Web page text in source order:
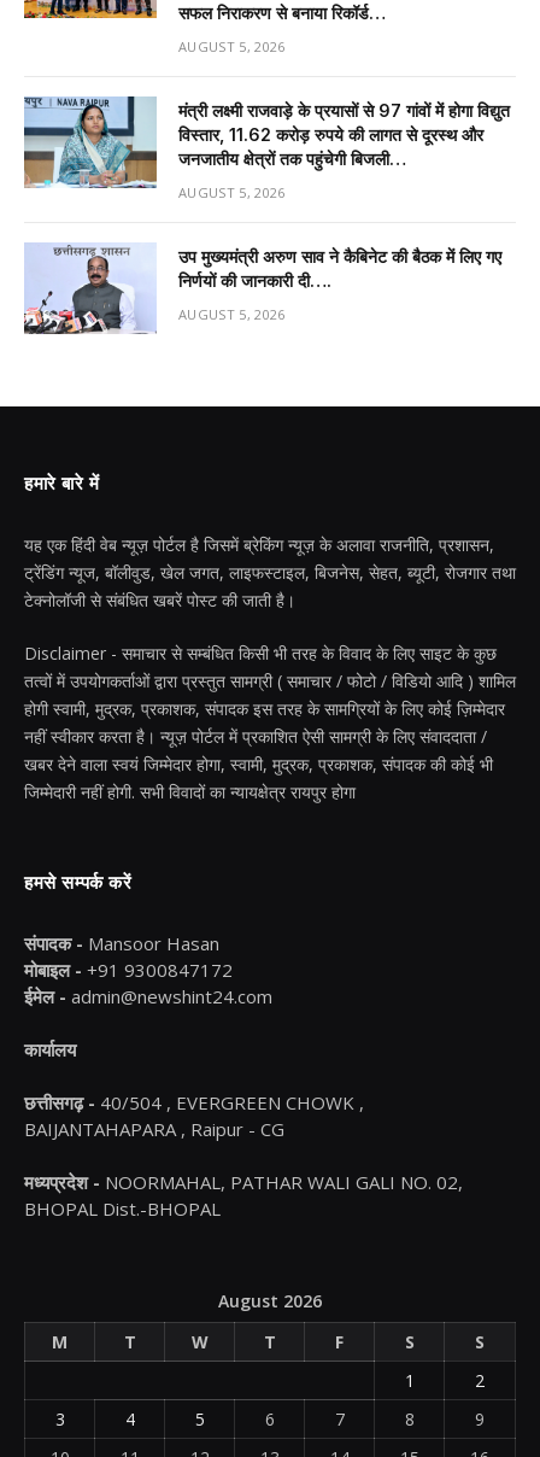
सफल निराकरण से बनाया रिकॉर्ड…
AUGUST 5, 2026
मंत्री लक्ष्मी राजवाड़े के प्रयासों से 97 गांवों में होगा विद्युत
विस्तार, 11.62 करोड़ रुपये की लागत से दूरस्थ और
जनजातीय क्षेत्रों तक पहुंचेगी बिजली…
AUGUST 5, 2026
उप मुख्यमंत्री अरुण साव ने कैबिनेट की बैठक में लिए गए
निर्णयों की जानकारी दी….
AUGUST 5, 2026
हमारे बारे में
यह एक हिंदी वेब न्यूज़ पोर्टल है जिसमें ब्रेकिंग न्यूज़ के अलावा राजनीति, प्रशासन,
ट्रेंडिंग न्यूज, बॉलीवुड, खेल जगत, लाइफस्टाइल, बिजनेस, सेहत, ब्यूटी, रोजगार तथा
टेक्नोलॉजी से संबंधित खबरें पोस्ट की जाती है।
Disclaimer - समाचार से सम्बंधित किसी भी तरह के विवाद के लिए साइट के कुछ
तत्वों में उपयोगकर्ताओं द्वारा प्रस्तुत सामग्री ( समाचार / फोटो / विडियो आदि ) शामिल
होगी स्वामी, मुद्रक, प्रकाशक, संपादक इस तरह के सामग्रियों के लिए कोई ज़िम्मेदार
नहीं स्वीकार करता है। न्यूज़ पोर्टल में प्रकाशित ऐसी सामग्री के लिए संवाददाता /
खबर देने वाला स्वयं जिम्मेदार होगा, स्वामी, मुद्रक, प्रकाशक, संपादक की कोई भी
जिम्मेदारी नहीं होगी. सभी विवादों का न्यायक्षेत्र रायपुर होगा
हमसे सम्पर्क करें
संपादक - Mansoor Hasan
मोबाइल - +91 9300847172
ईमेल - admin@newshint24.com
कार्यालय
छत्तीसगढ़ - 40/504 , EVERGREEN CHOWK ,
BAIJANTAHAPARA , Raipur - CG
मध्यप्रदेश - NOORMAHAL, PATHAR WALI GALI NO. 02,
BHOPAL Dist.-BHOPAL
August 2026
M
T W T F S
S
1
2
3
4 5 6 7 8
9